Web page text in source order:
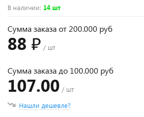
В наличии: 14 шт
Сумма заказа от 200.000 руб
88 ₽ / шт
Сумма заказа до 100.000 руб
107.00 / шт
Нашли дешевле?